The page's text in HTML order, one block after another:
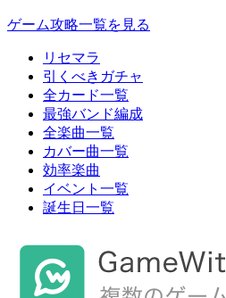
ゲーム攻略一覧を見る
リセマラ
引くべきガチャ
全カード一覧
最強バンド編成
全楽曲一覧
カバー曲一覧
効率楽曲
イベント一覧
誕生日一覧